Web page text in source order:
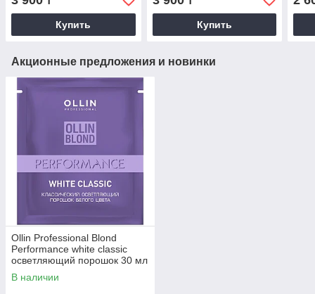
Купить Купить
Акционные предложения и новинки
Ollin Professional Blond
Performance white classic
осветляющий порошок 30 мл
В наличии